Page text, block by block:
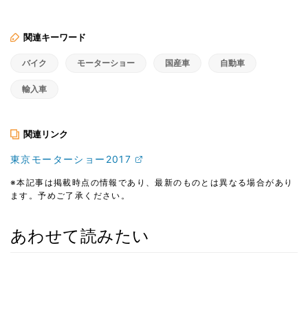
関連キーワード
バイク モーターショー 国産車 自動車
輸入車
関連リンク
東京モーターショー2017
※本記事は掲載時点の情報であり、最新のものとは異なる場合があり
ます。予めご了承ください。
あわせて読みたい